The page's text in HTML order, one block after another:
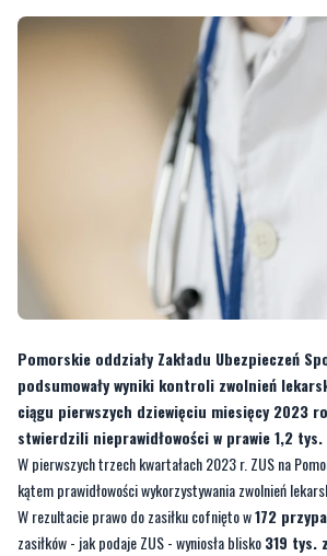
Pomorskie oddziały Zakładu Ubezpieczeń
podsumowały wyniki kontroli zwolnień
ciągu pierwszych dziewięciu miesięcy 2023
stwierdzili nieprawidłowości w prawie 1,2
W pierwszych trzech kwartałach 2023 r. ZUS na
kątem prawidłowości wykorzystywania zwolnień
W rezultacie prawo do zasiłku cofnięto w172
zasiłków - jak podaje ZUS - wyniosła blisko319 tys.